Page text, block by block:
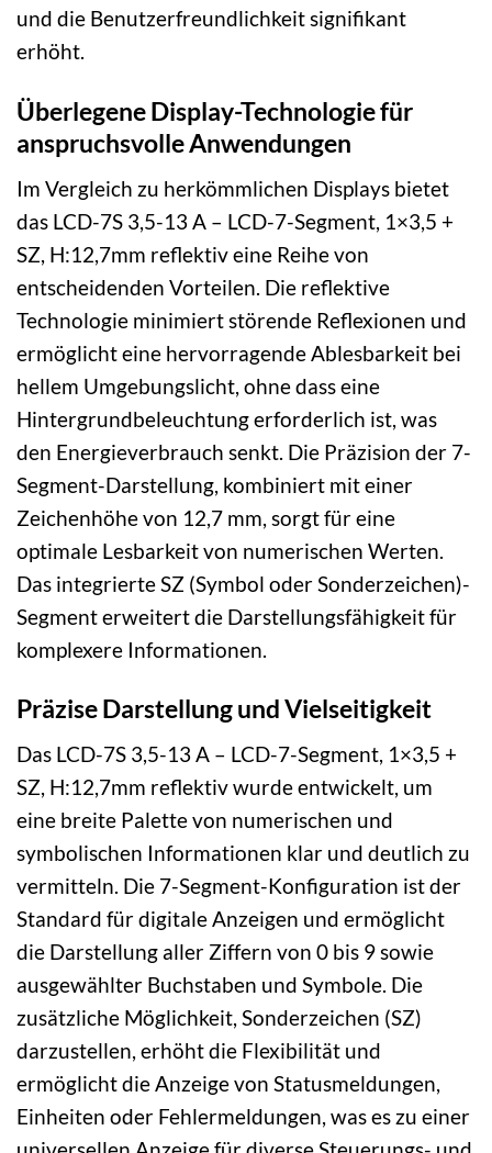
und die Benutzerfreundlichkeit signifikant
erhöht.
Überlegene Display-Technologie für
anspruchsvolle Anwendungen
Im Vergleich zu herkömmlichen Displays bietet
das LCD-7S 3,5-13 A – LCD-7-Segment, 1×3,5 +
SZ, H:12,7mm reflektiv eine Reihe von
entscheidenden Vorteilen. Die reflektive
Technologie minimiert störende Reflexionen und
ermöglicht eine hervorragende Ablesbarkeit bei
hellem Umgebungslicht, ohne dass eine
Hintergrundbeleuchtung erforderlich ist, was
den Energieverbrauch senkt. Die Präzision der 7-
Segment-Darstellung, kombiniert mit einer
Zeichenhöhe von 12,7 mm, sorgt für eine
optimale Lesbarkeit von numerischen Werten.
Das integrierte SZ (Symbol oder Sonderzeichen)-
Segment erweitert die Darstellungsfähigkeit für
komplexere Informationen.
Präzise Darstellung und Vielseitigkeit
Das LCD-7S 3,5-13 A – LCD-7-Segment, 1×3,5 +
SZ, H:12,7mm reflektiv wurde entwickelt, um
eine breite Palette von numerischen und
symbolischen Informationen klar und deutlich zu
vermitteln. Die 7-Segment-Konfiguration ist der
Standard für digitale Anzeigen und ermöglicht
die Darstellung aller Ziffern von 0 bis 9 sowie
ausgewählter Buchstaben und Symbole. Die
zusätzliche Möglichkeit, Sonderzeichen (SZ)
darzustellen, erhöht die Flexibilität und
ermöglicht die Anzeige von Statusmeldungen,
Einheiten oder Fehlermeldungen, was es zu einer